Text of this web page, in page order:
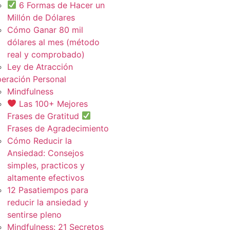
6 Formas de Hacer un
Millón de Dólares
Cómo Ganar 80 mil
dólares al mes (método
real y comprobado)
Ley de Atracción
Personal
Mindfulness
Las 100+ Mejores
Frases de Gratitud
Frases de Agradecimiento
Cómo Reducir la
Ansiedad: Consejos
simples, practicos y
altamente efectivos
12 Pasatiempos para
reducir la ansiedad y
sentirse pleno
Mindfulness: 21 Secretos